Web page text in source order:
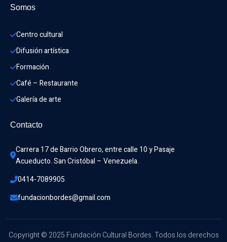
Somos
Centro cultural
Difusión artística
Formación
Café – Restaurante
Galería de arte
Contacto
Carrera 17 de Barrio Obrero, entre calle 10 y Pasaje
Acueducto. San Cristóbal – Venezuela.
0414-7089905
fundacionbordes@gmail.com
Copyright © 2025 Fundación Cultural Bordes. Todos los derechos